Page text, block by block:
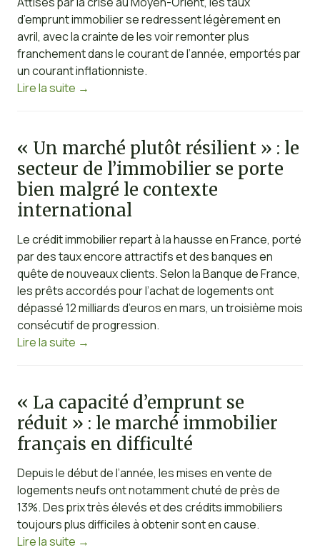
d’emprunt immobilier se redressent légèrement en
avril, avec la crainte de les voir remonter plus
franchement dans le courant de l’année, emportés par
un courant inflationniste.
Lire la suite →
« Un marché plutôt résilient » : le
secteur de l’immobilier se porte
bien malgré le contexte
international
Le crédit immobilier repart à la hausse en France, porté
par des taux encore attractifs et des banques en
quête de nouveaux clients. Selon la Banque de France,
les prêts accordés pour l’achat de logements ont
dépassé 12 milliards d’euros en mars, un troisième mois
consécutif de progression.
Lire la suite →
« La capacité d’emprunt se
réduit » : le marché immobilier
français en difficulté
Depuis le début de l’année, les mises en vente de
logements neufs ont notamment chuté de près de
13%. Des prix très élevés et des crédits immobiliers
toujours plus difficiles à obtenir sont en cause.
Lire la suite →